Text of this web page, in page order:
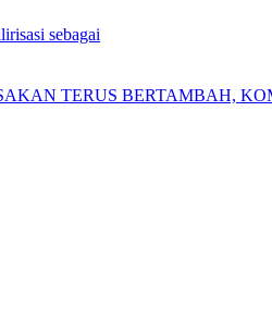
sebagai
TERUS BERTAMBAH,